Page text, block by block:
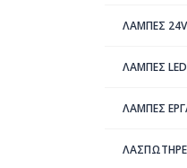
ΛΑΜΠΕΣ 24V
ΛΑΜΠΕΣ LED
ΛΑΜΠΕΣ